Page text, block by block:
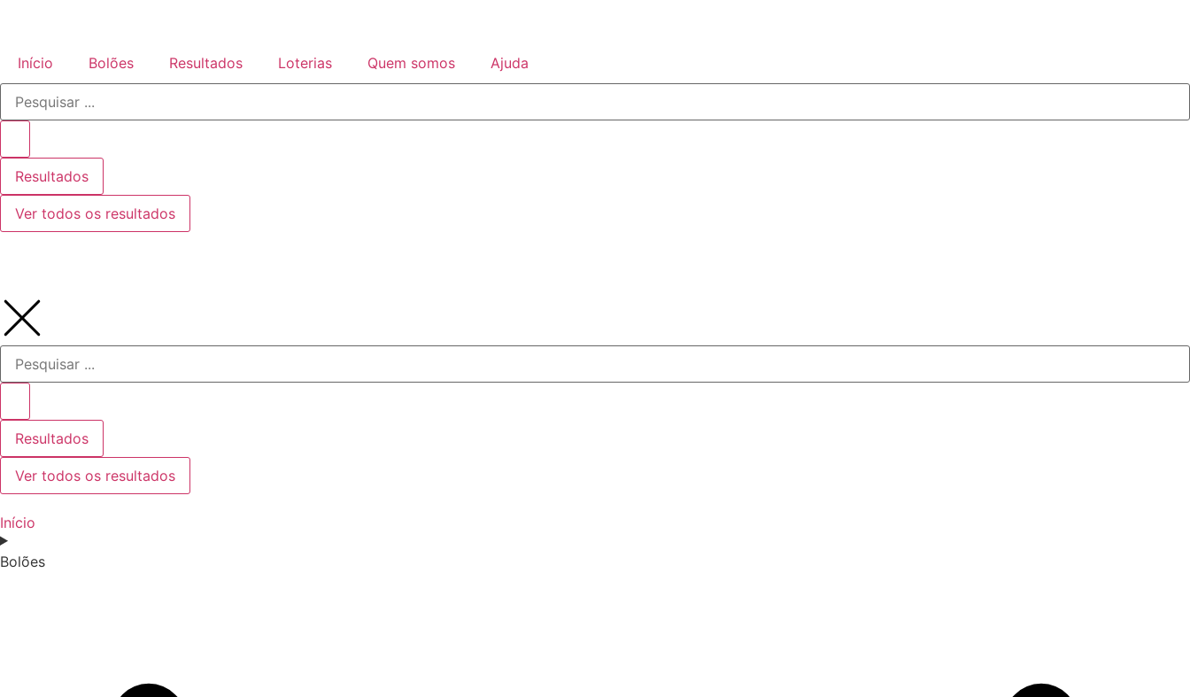
Início Bolões Resultados Loterias Quem somos Ajuda
Resultados
Ver todos os resultados
Resultados
Ver todos os resultados
Início
Bolões